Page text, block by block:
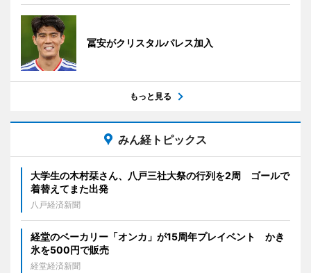
冨安がクリスタルパレス加入
もっと見る
みん経トピックス
大学生の木村栞さん、八戸三社大祭の行列を2周 ゴールで
着替えてまた出発
八戸経済新聞
経堂のベーカリー「オンカ」が15周年プレイベント かき
氷を500円で販売
経堂経済新聞